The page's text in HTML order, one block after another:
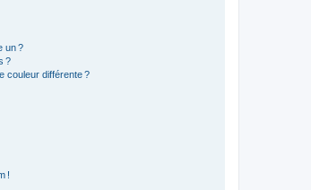
un ?
?
couleur différente ?
!